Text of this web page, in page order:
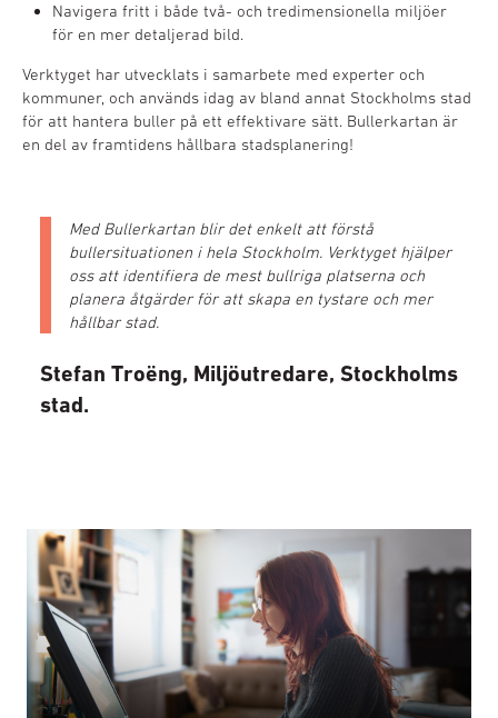
Navigera fritt i både två- och tredimensionella miljöer
för en mer detaljerad bild.
Verktyget har utvecklats i samarbete med experter och
kommuner, och används idag av bland annat Stockholms stad
för att hantera buller på ett effektivare sätt. Bullerkartan är
en del av framtidens hållbara stadsplanering!
Med Bullerkartan blir det enkelt att förstå
bullersituationen i hela Stockholm. Verktyget hjälper
oss att identifiera de mest bullriga platserna och
planera åtgärder för att skapa en tystare och mer
hållbar stad.
Stefan Troëng, Miljöutredare, Stockholms
stad​​.